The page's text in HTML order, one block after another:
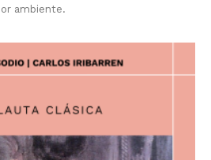
ambiente.